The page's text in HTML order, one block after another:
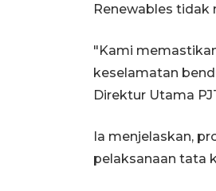
Renewables tidak
"Kami
keselamatan
Direktur Utama
Ia menjelaskan,
pelaksanaan tata